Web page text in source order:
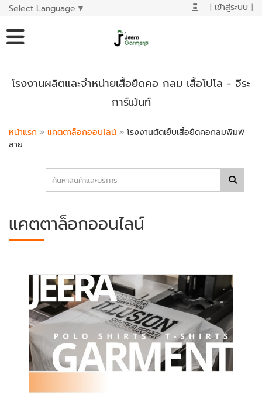
Select Language ▼ | เข้าสู่ระบบ |
โรงงานผลิตและจำหน่ายเสื้อยืดคอ กลม เสื้อโปโล - จีระ
การ์เม้นท์
หน้าแรก » แคตตาล็อกออนไลน์ » โรงงานตัดเย็บเสื้อยืดคอกลมพิมพ์
ลาย
แคตตาล็อกออนไลน์